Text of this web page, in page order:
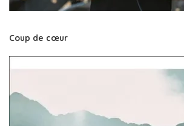
Coup de cœur